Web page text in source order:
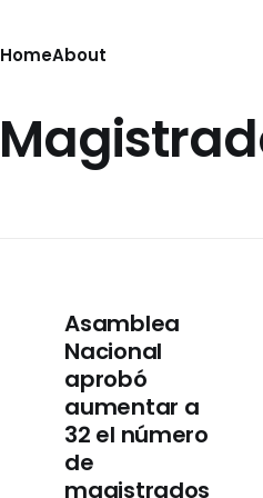
HomeAbout
Asamblea
Nacional
aprobó
aumentar a
32 el número
de
magistrados